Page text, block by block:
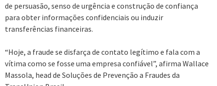
de persuasão, senso de urgência e construção de confiança
para obter informações confidenciais ou induzir
transferências financeiras.
“Hoje, a fraude se disfarça de contato legítimo e fala com a
vítima como se fosse uma empresa confiável”, afirma Wallace
Massola, head de Soluções de Prevenção a Fraudes da